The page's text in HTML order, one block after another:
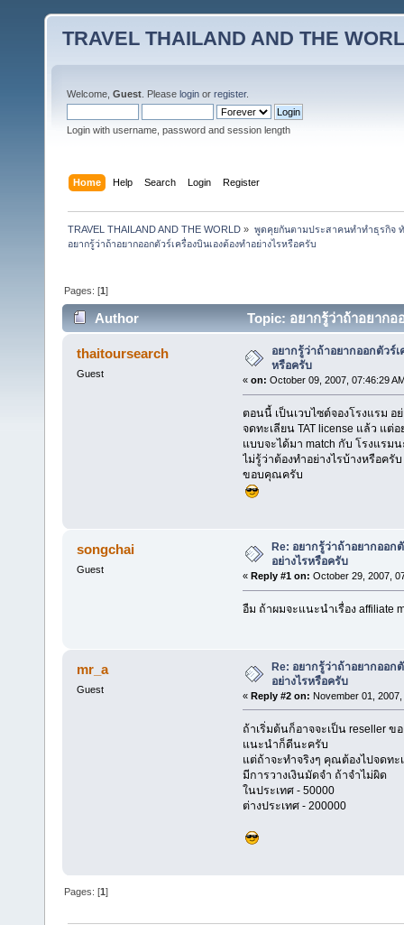
TRAVEL THAILAND AND THE
Welcome, Guest . Please login or register.
Login with username, password and session length
Home Help Search Login Register
TRAVEL THAILAND AND THE WORLD » พูดคุยกันตามประสาคนทำทำธุรกิจ ทั
อยากรู้ว่าถ้าอยากออกตัวร์เครื่องบินเองต้องทำอย่างไรหรือครับ
Pages: [1]
Author Topic: อยากรู้ว่าถ้าอยากอ
thaitoursearch
Guest
อยากรู้ว่าถ้าอยากออกตัวร์เ
หรือครับ
« on: October 09, 2007, 07:46:29
ตอนนี้ เป็นเวบไซต์จองโรงแรม อ
จดทะเลียน TAT license แล้ว แต่
แบบจะได้มา match กับ โรงแรม
ไม่รู้ว่าต้องทำอย่างไรบ้างหรือครับ
ขอบคุณครับ
songchai
Guest
Re: อยากรู้ว่าถ้าอยากออก
อย่างไรหรือครับ
« Reply #1 on: October 29, 2007,
อืม ถ้าผมจะแนะนำเรื่อง affiliate
mr_a
Guest
Re: อยากรู้ว่าถ้าอยากออก
อย่างไรหรือครับ
« Reply #2 on: November 01, 2007,
ถ้าเริ่มต้นก็อาจจะเป็น reseller
แนะนำก็ดีนะครับ
แต่ถ้าจะทำจริงๆ คุณต้องไปจดทะ
มีการวางเงินมัดจำ ถ้าจำไม่ผิด
ในประเทศ - 50000
ต่างประเทศ - 200000
Pages: [1]